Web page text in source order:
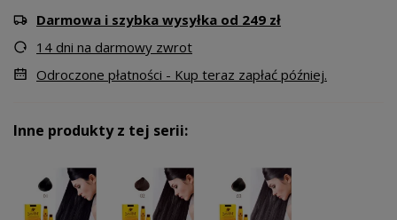
Darmowa i szybka wysyłka od 249 zł
14 dni na darmowy zwrot
Odroczone płatności - Kup teraz zapłać później.
Inne produkty z tej serii: